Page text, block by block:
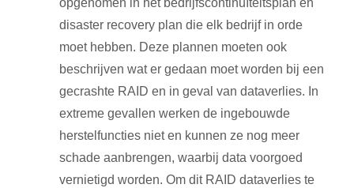
opgenomen in het bedrijfscontinuïteitsplan en
disaster recovery plan die elk bedrijf in orde
moet hebben. Deze plannen moeten ook
beschrijven wat er gedaan moet worden bij een
gecrashte RAID en in geval van dataverlies. In
extreme gevallen werken de ingebouwde
herstelfuncties niet en kunnen ze nog meer
schade aanbrengen, waarbij data voorgoed
vernietigd worden. Om dit RAID dataverlies te